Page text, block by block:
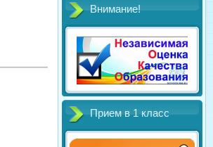
Внимание!
Прием в 1 класс